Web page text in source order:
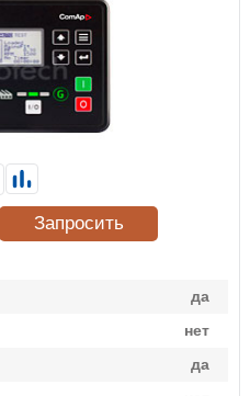
да
нет
да
Запросить